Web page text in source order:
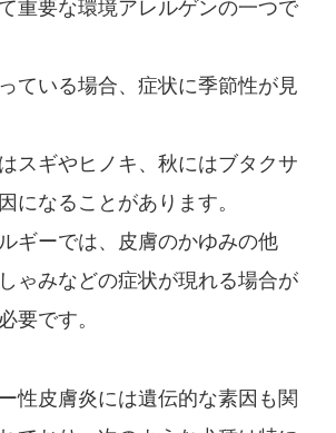
重要な環境アレルゲンの一つで
ている場合、症状に季節性が見
スギやヒノキ、秋にはブタクサ
になることがあります。
ギーでは、皮膚のかゆみの他
ゃみなどの症状が現れる場合が
要です。
性皮膚炎には遺伝的な素因も関